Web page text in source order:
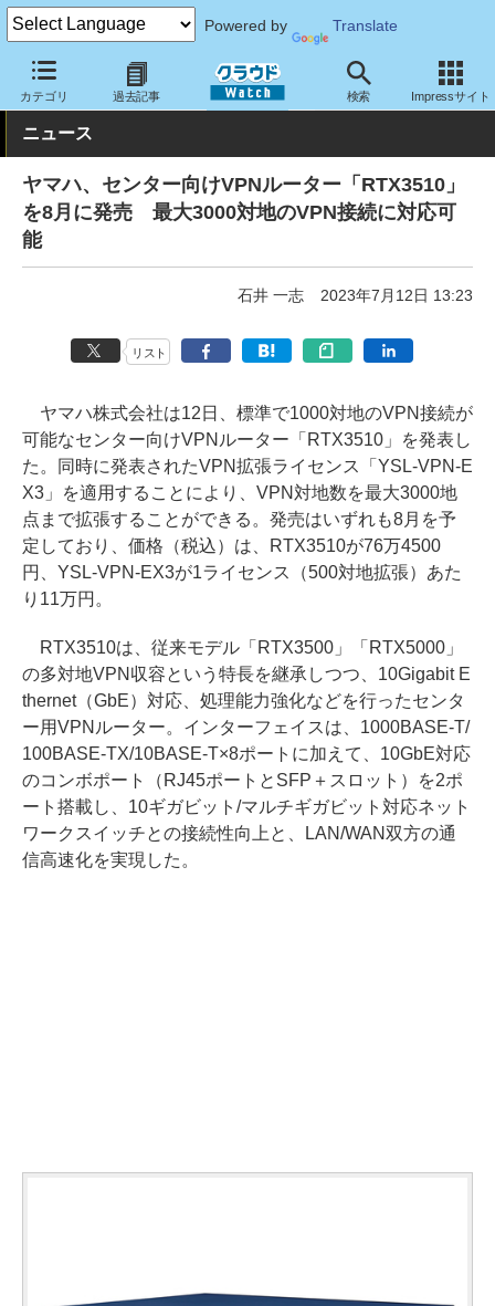
Powered by Translate
カテゴリ 過去記事 検索 Impressサイト
クラウド Watch ネットワーク ルータ
ニュース
ヤマハ、センター向けVPNルーター「RTX3510」
を8月に発売 最大3000対地のVPN接続に対応可
能
石井 一志 2023年7月12日 13:23
リスト
ヤマハ株式会社は12日、標準で1000対地のVPN接続が
可能なセンター向けVPNルーター「RTX3510」を発表し
た。同時に発表されたVPN拡張ライセンス「YSL-VPN-E
X3」を適用することにより、VPN対地数を最大3000地
点まで拡張することができる。発売はいずれも8月を予
定しており、価格（税込）は、RTX3510が76万4500
円、YSL-VPN-EX3が1ライセンス（500対地拡張）あた
り11万円。
RTX3510は、従来モデル「RTX3500」「RTX5000」
の多対地VPN収容という特長を継承しつつ、10Gigabit E
thernet（GbE）対応、処理能力強化などを行ったセンタ
ー用VPNルーター。インターフェイスは、1000BASE-T/
100BASE-TX/10BASE-T×8ポートに加えて、10GbE対応
のコンボポート（RJ45ポートとSFP＋スロット）を2ポ
ート搭載し、10ギガビット/マルチギガビット対応ネット
ワークスイッチとの接続性向上と、LAN/WAN双方の通
信高速化を実現した。